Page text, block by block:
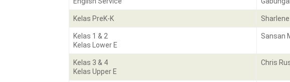
Kelas PreK-K
Kelas 1 & 2
Kelas Lower E
Sansan
Kelas 3 & 4
Kelas Upper E
Chris